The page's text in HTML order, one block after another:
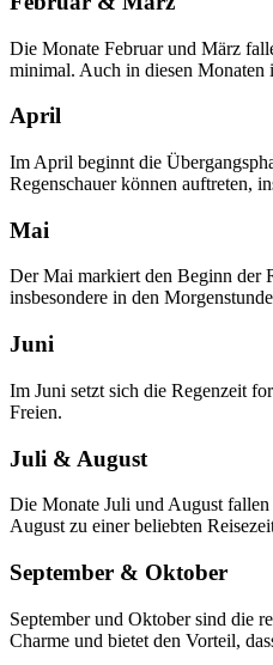
Die Monate Februar und März
minimal. Auch in diesen Monaten
April
Im April beginnt die
Regenschauer können auftreten,
Mai
Der Mai markiert den Beginn der
insbesondere in den
Juni
Im Juni setzt sich die Regenzeit
Freien.
Juli & August
Die Monate Juli und August fallen
August zu einer beliebten
September & Oktober
September und Oktober sind die
Charme und bietet den Vorteil,